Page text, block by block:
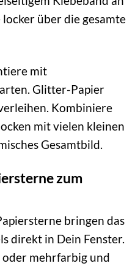
über die gesamte
mit
Glitter-Papier
Kombiniere
mit vielen kleinen
Gesamtbild.
zum
bringen das
direkt in Dein Fenster.
mehrfarbig und